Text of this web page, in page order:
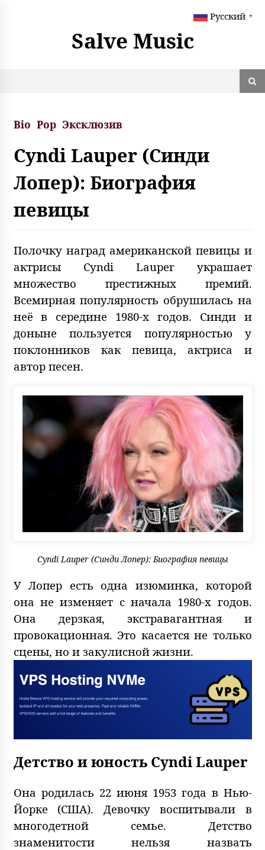
Salve Music
Bio Pop Эксклюзив
Cyndi Lauper (Синди
Лопер): Биография
певицы
Полочку наград американской певицы и
актрисы Cyndi Lauper украшает
множество престижных премий.
Всемирная популярность обрушилась на
неё в середине 1980-х годов. Синди и
доныне пользуется популярностью у
поклонников как певица, актриса и
автор песен.
Cyndi Lauper (Синди Лопер): Биография певицы
У Лопер есть одна изюминка, которой
она не изменяет с начала 1980-х годов.
Она дерзкая, экстравагантная и
провокационная. Это касается не только
сцены, но и закулисной жизни.
Детство и юность Cyndi Lauper
Она родилась 22 июня 1953 года в Нью-
Йорке (США). Девочку воспитывали в
многодетной семье. Детство
знаменитости нельзя назвать
Русский ▼